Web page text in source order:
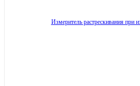
Измеритель растрескивания при